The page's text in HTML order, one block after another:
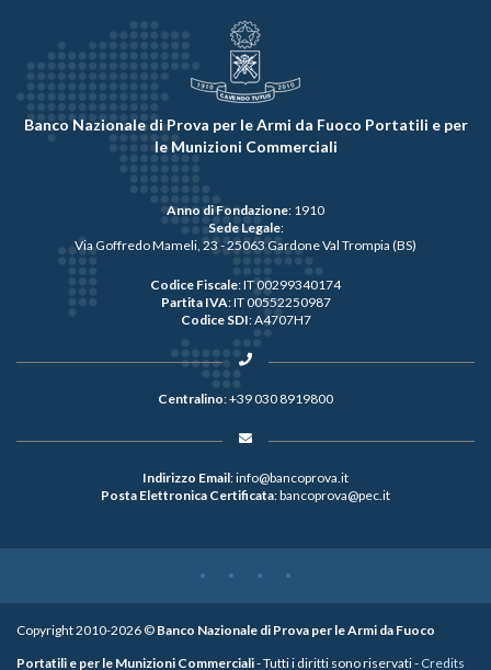
Banco Nazionale di Prova per le Armi da Fuoco Portatili e per
le Munizioni Commerciali
Anno di Fondazione: 1910
Sede Legale:
Via Goffredo Mameli, 23 - 25063 Gardone Val Trompia (BS)
Codice Fiscale: IT 00299340174
Partita IVA: IT 00552250987
Codice SDI: A4707H7
Centralino:+39 030 8919800
Indirizzo Email:info@bancoprova.it
Posta Elettronica Certificata:bancoprova@pec.it
Copyright 2010-2026 © Banco Nazionale di Prova per le Armi da Fuoco
Portatili e per le Munizioni Commerciali- Tutti i diritti sono riservati - Credits